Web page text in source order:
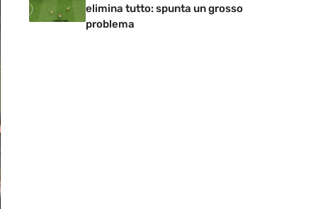
elimina tutto: spunta un grosso
problema